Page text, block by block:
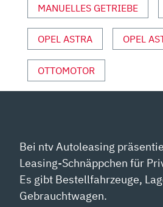
VON
YOUTUBE
ANZEIGEN
MANUELLES GETRIEBE
OPEL ASTRA OPEL
OTTOMOTOR
Bei ntv Autoleasing
Leasing-Schnäppchen für
Es gibt Bestellfahrzeuge,
Gebrauchtwagen.